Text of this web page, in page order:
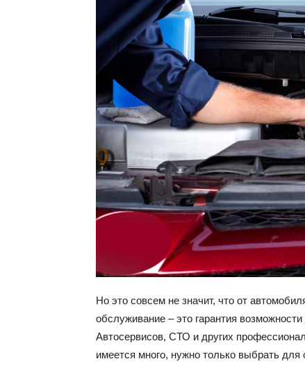
Но это совсем не значит, что от
обслуживание – это гарантия
Автосервисов, СТО и других
имеется много, нужно только выбрать